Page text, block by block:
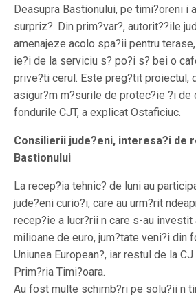
Deasupra Bastionului, pe timi?oreni i
surpriz?. Din prim?var?, autorit??ile
amenajeze acolo spa?ii pentru
ie?i de la serviciu s? po?i s? bei o
prive?ti cerul. Este preg?tit proiectul,
asigur?m m?surile de protec?ie ?i de
fondurile CJT, a explicat Ostaficiuc.
Consilierii jude?eni, interesa?i de
Bastionului
La recep?ia tehnic? de luni au
jude?eni curio?i, care au urm?rit
recep?ie a lucr?rii n care s-au investit
milioane de euro, jum?tate veni?i din
Uniunea European?, iar restul de la
Prim?ria Timi?oara.
Au fost multe schimb?ri pe solu?ii n